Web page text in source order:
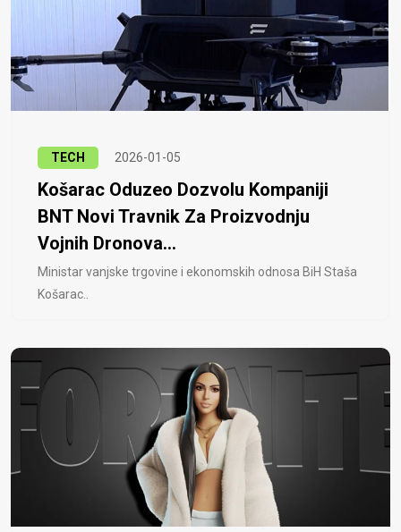
TECH 2026-01-05
Košarac Oduzeo Dozvolu Kompaniji
BNT Novi Travnik Za Proizvodnju
Vojnih Dronova...
Ministar vanjske trgovine i ekonomskih odnosa BiH Staša
Košarac..